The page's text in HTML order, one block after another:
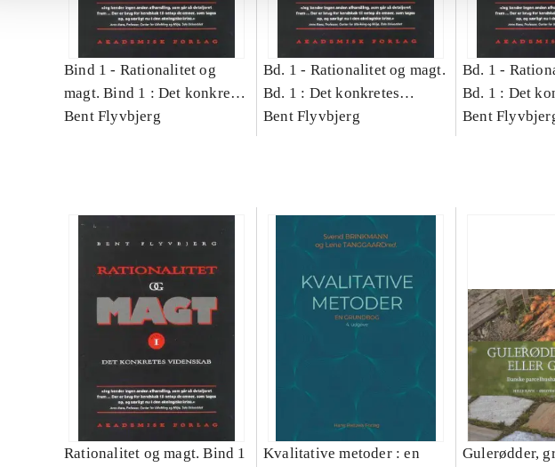
Bind 1 - Rationalitet og
magt. Bind 1 : Det konkretes
videnskab
Bent Flyvbjerg
Bd. 1 - Rationalitet og magt.
Bd. 1 : Det konkretes
videnskab
Bent Flyvbjerg
Bd. 1 -
Bd. 1 : Det
videnskab
Bent
Rationalitet og magt. Bind 1
Kvalitative metoder : en
Gulerødder,